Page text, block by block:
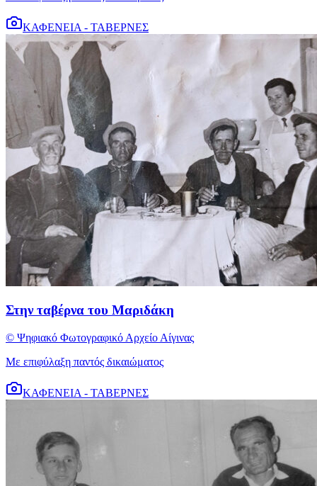
ΚΑΦΕΝΕΙΑ - ΤΑΒΕΡΝΕΣ
Στην ταβέρνα του Μαριδάκη
© Ψηφιακό Φωτογραφικό Αρχείο Αίγινας
Με επιφύλαξη παντός δικαιώματος
ΚΑΦΕΝΕΙΑ - ΤΑΒΕΡΝΕΣ